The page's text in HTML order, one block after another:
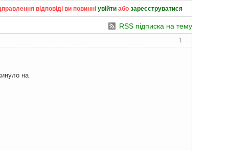
відповіді ви повинні увійти або зареєструватися
RSS підписка на тему
1
на